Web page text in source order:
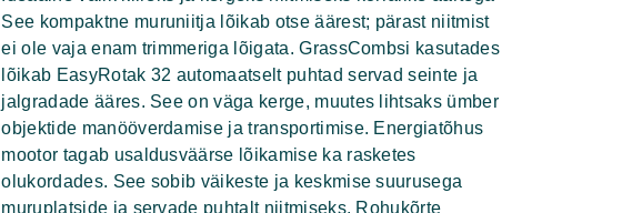
See kompaktne muruniitja lõikab otse äärest; pärast niitmist
ei ole vaja enam trimmeriga lõigata. GrassCombsi kasutades
lõikab EasyRotak 32 automaatselt puhtad servad seinte ja
jalgradade ääres. See on väga kerge, muutes lihtsaks ümber
objektide manööverdamise ja transportimise. Energiatõhus
mootor tagab usaldusväärse lõikamise ka rasketes
olukordades. See sobib väikeste ja keskmise suurusega
muruplatside ja servade puhtalt niitmiseks. Rohukõrte